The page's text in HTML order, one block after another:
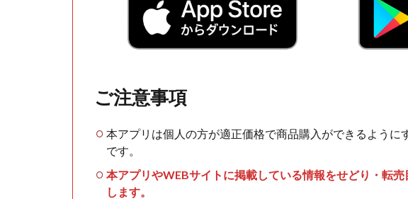
ご注意事項
本アプリは個人の方が適正価格で商品購入ができるように
です。
本アプリやWEBサイトに掲載している情報をせどり・転
します。